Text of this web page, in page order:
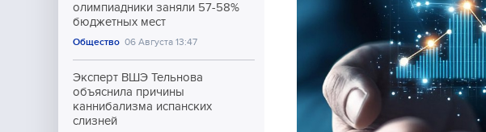
олимпиадники заняли 57-58%
бюджетных мест
Общество 06 Августа 13:47
Эксперт ВШЭ Тельнова
объяснила причины
каннибализма испанских
слизней